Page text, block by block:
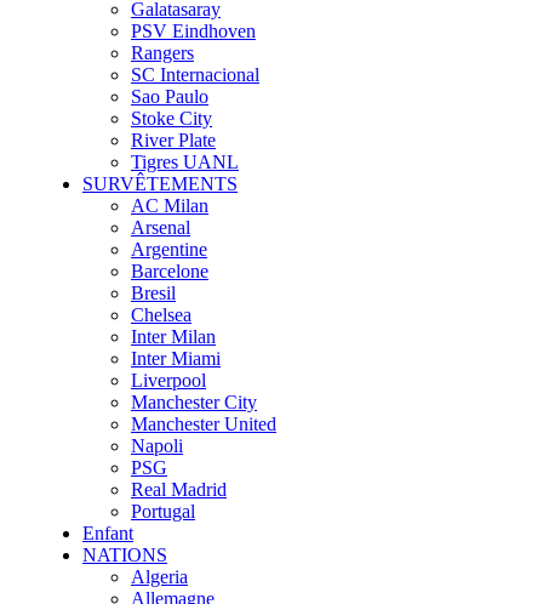
Galatasaray
PSV Eindhoven
Rangers
SC Internacional
Sao Paulo
Stoke City
River Plate
Tigres UANL
SURVÊTEMENTS
AC Milan
Arsenal
Argentine
Barcelone
Bresil
Chelsea
Inter Milan
Inter Miami
Liverpool
Manchester City
Manchester United
Napoli
PSG
Real Madrid
Portugal
Enfant
NATIONS
Algeria
Allemagne